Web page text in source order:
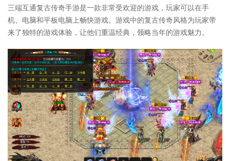
三端互通复古传奇手游是一款非常受欢迎的游戏，玩家可以在手
机、电脑和平板电脑上畅快游戏。游戏中的复古传奇风格为玩家带
来了独特的游戏体验，让他们重温经典，领略当年的游戏魅力。